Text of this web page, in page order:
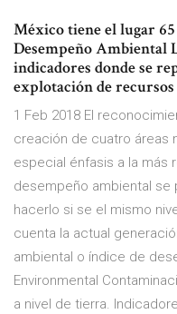
México tiene el lugar
Desempeño Ambiental
indicadores donde se
explotación de
1 Feb 2018 El
creación de cuatro áreas
especial énfasis a la más
desempeño ambiental se
hacerlo si se el mismo
cuenta la actual
ambiental o índice de
Environmental
a nivel de tierra.